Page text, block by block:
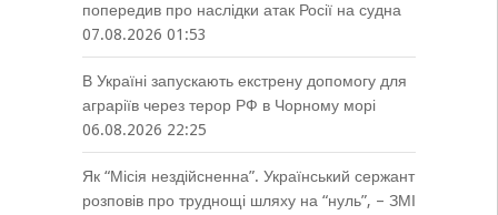
попередив про наслідки атак Росії на судна
07.08.2026 01:53
В Україні запускають екстрену допомогу для
аграріїв через терор РФ в Чорному морі
06.08.2026 22:25
Як “Місія нездійсненна”. Український сержант
розповів про труднощі шляху на “нуль”, – ЗМІ